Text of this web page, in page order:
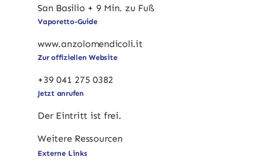
San Basilio + 9 Min. zu Fuß
Vaporetto-Guide
www.anzolomendicoli.it
Zur offiziellen Website
+39 041 275 0382
Jetzt anrufen
Der Eintritt ist frei.
Weitere Ressourcen
Externe Links